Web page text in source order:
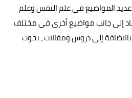
المواضيع في علم النفس وعلم
إلى جانب مواضيع أخرى في مختلف
بالاضافة إلى دروس ومقالات ، بحوث